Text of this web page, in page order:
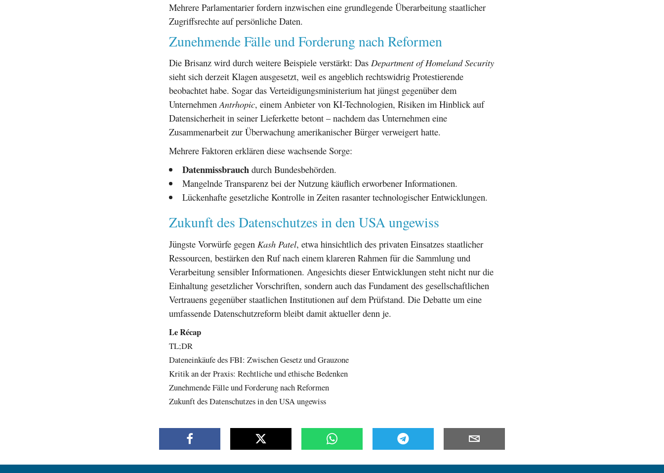
Mehrere Parlamentarier fordern inzwischen eine grundlegende Überarbeitung staatlicher
Zugriffsrechte auf persönliche Daten.
Zunehmende Fälle und Forderung nach Reformen
Die Brisanz wird durch weitere Beispiele verstärkt: Das Department of Homeland Security
sieht sich derzeit Klagen ausgesetzt, weil es angeblich rechtswidrig Protestierende
beobachtet habe. Sogar das Verteidigungsministerium hat jüngst gegenüber dem
UnternehmenAntrhopic, einem Anbieter von KI-Technologien, Risiken im Hinblick auf
Datensicherheit in seiner Lieferkette betont – nachdem das Unternehmen eine
Zusammenarbeit zur Überwachung amerikanischer Bürger verweigert hatte.
Mehrere Faktoren erklären diese wachsende Sorge:
Datenmissbrauchdurch Bundesbehörden.
Mangelnde Transparenz bei der Nutzung käuflich erworbener Informationen.
Lückenhafte gesetzliche Kontrolle in Zeiten rasanter technologischer Entwicklungen.
Zukunft des Datenschutzes in den USA ungewiss
Jüngste Vorwürfe gegen Kash Patel, etwa hinsichtlich des privaten Einsatzes staatlicher
Ressourcen, bestärken den Ruf nach einem klareren Rahmen für die Sammlung und
Verarbeitung sensibler Informationen. Angesichts dieser Entwicklungen steht nicht nur die
Einhaltung gesetzlicher Vorschriften, sondern auch das Fundament des gesellschaftlichen
Vertrauens gegenüber staatlichen Institutionen auf dem Prüfstand. Die Debatte um eine
umfassende Datenschutzreform bleibt damit aktueller denn je.
Le Récap
TL;DR
Dateneinkäufe des FBI: Zwischen Gesetz und Grauzone
Kritik an der Praxis: Rechtliche und ethische Bedenken
Zunehmende Fälle und Forderung nach Reformen
Zukunft des Datenschutzes in den USA ungewiss